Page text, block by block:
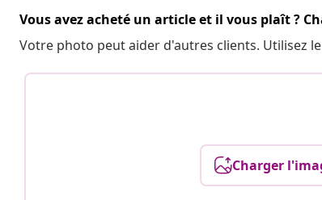
Vous avez acheté un article et il vous plaît ?
Votre photo peut aider d'autres clients. Utilisez
Charger